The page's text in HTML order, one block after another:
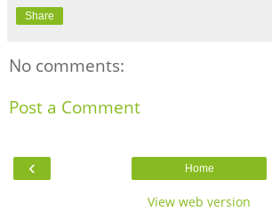
Share
No comments:
Post a Comment
‹ Home
View web version